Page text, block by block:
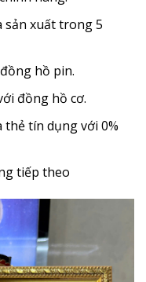
sản xuất trong 5
hồ pin.
đồng hồ cơ.
tín dụng với 0%
tiếp theo